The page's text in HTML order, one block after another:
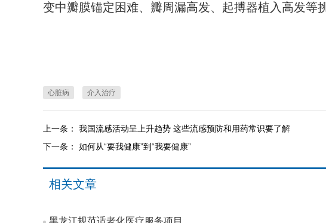
变中瓣膜锚定困难、瓣周漏高发、起搏器植入高发等
心脏病 介入治疗
上一条： 我国流感活动呈上升趋势 这些流感预防和用药常识要了解
下一条： 如何从“要我健康”到“我要健康”
相关文章
黑龙江规范适老化医疗服务项目